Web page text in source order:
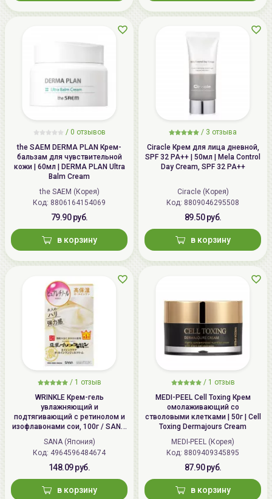
/ 0 отзывов
the SAEM DERMA PLAN Крем-
бальзам для чувствительной
кожи | 60мл | DERMA PLAN Ultra
Balm Cream
the SAEM (Корея)
Код: 8806164154069
79.90 руб.
в корзину
/ 3 отзыва
Ciracle Крем для лица дневной,
SPF 32 PA++ | 50мл | Mela Control
Day Cream, SPF 32 PA++
Ciracle (Корея)
Код: 8809046295508
89.50 руб.
в корзину
/ 1 отзыв
WRINKLE Крем-гель
увлажняющий и
подтягивающий с ретинолом и
изофлавонами сои, 100г / SANA
WRINKLE Gel Cream
SANA (Япония)
Код: 4964596484674
148.09 руб.
в корзину
/ 1 отзыв
MEDI-PEEL Cell Toxing Крем
омолаживающий со
стволовыми клетками | 50г | Cell
Toxing Dermajours Cream
MEDI-PEEL (Корея)
Код: 8809409345895
87.90 руб.
в корзину